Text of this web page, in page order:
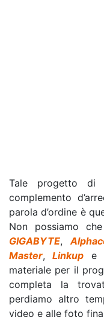
Tale progetto di
complemento
parola d’ordine è
Non possiamo
GIGABYTE,
Master,Linkup e
materiale per il
completa la
perdiamo altro
video e alle foto